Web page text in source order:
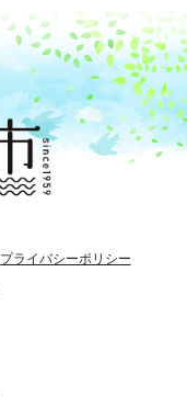
プライバシーポリシー